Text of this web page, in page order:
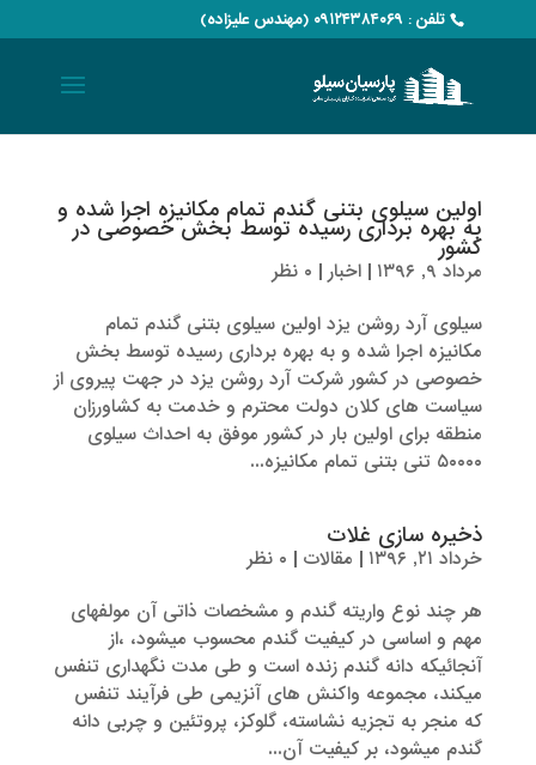
تلفن : ۰۹۱۲۴۳۸۴۰۶۹ (مهندس علیزاده)
اولین سیلوی بتنی گندم تمام مکانیزه اجرا شده و
به بهره برداری رسیده توسط بخش خصوصی در
کشور
مرداد ۹, ۱۳۹۶ | اخبار| ۰ نظر
سیلوی آرد روشن یزد اولین سیلوی بتنی گندم تمام
مکانیزه اجرا شده و به بهره برداری رسیده توسط بخش
خصوصی در کشور شرکت آرد روشن یزد در جهت پیروی از
سیاست های کلان دولت محترم و خدمت به کشاورزان
منطقه برای اولین بار در کشور موفق به احداث سیلوی
۵۰۰۰۰ تنی بتنی تمام مکانیزه...
ذخیره سازی غلات
خرداد ۲۱, ۱۳۹۶ | مقالات | ۰ نظر
هر چند نوع واریته گندم و مشخصات ذاتی آن مولفه­­­ای
مهم و اساسی در کیفیت گندم محسوب میشود، ،از
آنجائیکه دانه گندم زنده است و طی مدت نگهداری تنفس
می­کند، مجموعه واکنش­ های آنزیمی طی فرآیند تنفس
که منجر به تجزیه نشاسته، گلوکز، پروتئین و چربی دانه
گندم می­شود، بر کیفیت آن...